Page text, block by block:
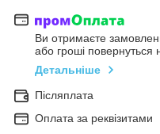
Ви отримаєте
або гроші повернуться
Детальніше
Післяплата
Оплата за реквізитами